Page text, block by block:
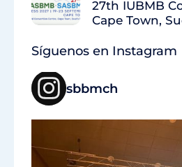
27th IUBMB
Cape Town,
Síguenos en Instagram
sbbmch